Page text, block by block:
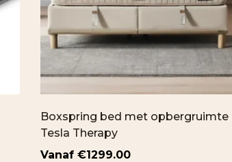
Boxspring bed met opbergruimte
Tesla Therapy
€1299.00